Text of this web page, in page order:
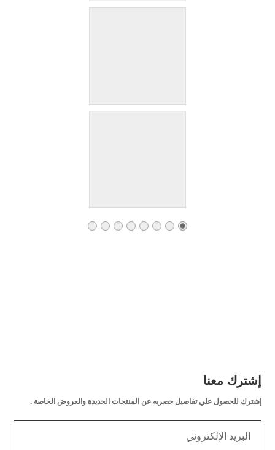
إشترك معنا
إشترك للحصول علي تفاصيل حصريه عن المنتجات الجديدة والعروض الخاصة .